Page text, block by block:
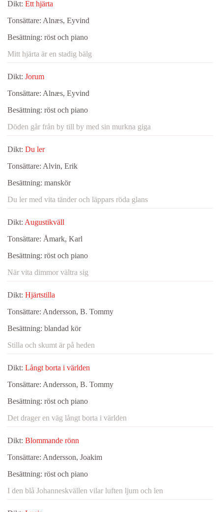
Dikt: Ett hjärta
Tonsättare: Alnæs, Eyvind
Besättning: röst och piano
Mitt hjärta är en stadig bälg
Dikt: Jorum
Tonsättare: Alnæs, Eyvind
Besättning: röst och piano
Döden går från by till by med sin murkna giga
Dikt: Du ler
Tonsättare: Alvin, Erik
Besättning: manskör
Du ler med vita tänder och läppars röda glans
Dikt: Augustikväll
Tonsättare: Åmark, Karl
Besättning: röst och piano
När vita dimmor vältra sig
Dikt: Hjärtstilla
Tonsättare: Andersson, B. Tommy
Besättning: blandad kör
Stilla och skumt är på heden
Dikt: Långt borta i världen
Tonsättare: Andersson, B. Tommy
Besättning: röst och piano
Det drager en väg långt borta i världen
Dikt: Blommande rönn
Tonsättare: Andersson, Joakim
Besättning: röst och piano
I den blå Johanneskvällen vilar luften ljum och len